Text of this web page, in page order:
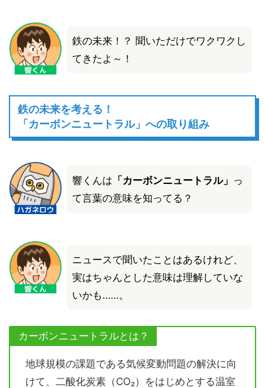
鉄の未来！？ 聞いただけでワクワクし
てきたよ～！
鉄の未来を考える！
「カーボンニュートラル」への取り組み
響くんは 「カーボンニュートラル」 っ
て言葉の意味を知ってる？
ニュースで聞いたことはあるけれど、
実はちゃんとした意味は理解していな
いかも……。
カーボンニュートラルとは？
地球規模の課題である気候変動問題の解決に向
けて、二酸化炭素（CO₂）をはじめとする温室